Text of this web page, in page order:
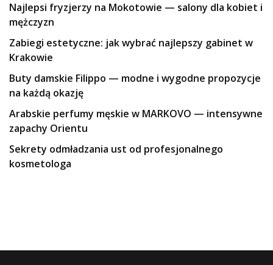
Najlepsi fryzjerzy na Mokotowie — salony dla kobiet i
mężczyzn
Zabiegi estetyczne: jak wybrać najlepszy gabinet w
Krakowie
Buty damskie Filippo — modne i wygodne propozycje
na każdą okazję
Arabskie perfumy męskie w MARKOVO — intensywne
zapachy Orientu
Sekrety odmładzania ust od profesjonalnego
kosmetologa